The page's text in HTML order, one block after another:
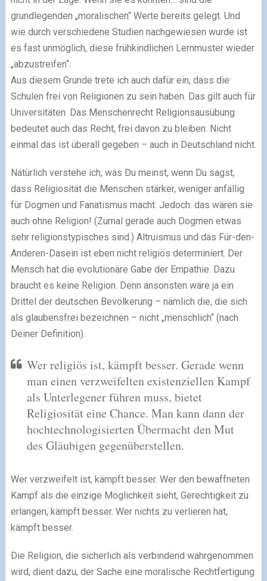
grundlegenden „moralischen“ Werte bereits gelegt. Und
wie durch verschiedene Studien nachgewiesen wurde ist
es fast unmöglich, diese frühkindlichen Lernmuster wieder
„abzustreifen“.
Aus diesem Grunde trete ich auch dafür ein, dass die
Schulen frei von Religionen zu sein haben. Das gilt auch für
Universitäten. Das Menschenrecht Religionsausübung
bedeutet auch das Recht, frei davon zu bleiben. Nicht
einmal das ist überall gegeben – auch in Deutschland nicht.
Natürlich verstehe ich, was Du meinst, wenn Du sagst,
dass Religiosität die Menschen stärker, weniger anfällig
für Dogmen und Fanatismus macht. Jedoch: das wären sie
auch ohne Religion! (Zumal gerade auch Dogmen etwas
sehr religionstypisches sind.) Altruismus und das Für-den-
Anderen-Dasein ist eben nicht religiös determiniert. Der
Mensch hat die evolutionäre Gabe der Empathie. Dazu
braucht es keine Religion. Denn ansonsten wäre ja ein
Drittel der deutschen Bevölkerung – nämlich die, die sich
als glaubensfrei bezeichnen – nicht „menschlich“ (nach
Deiner Definition).
Wer religiös ist, kämpft besser. Gerade wenn
man einen verzweifelten existenziellen Kampf
als Unterlegener führen muss, bietet
Religiosität eine Chance. Man kann dann der
hochtechnologisierten Übermacht den Mut
des Gläubigen gegenüberstellen.
Wer verzweifelt ist, kämpft besser. Wer den bewaffneten
Kampf als die einzige Möglichkeit sieht, Gerechtigkeit zu
erlangen, kämpft besser. Wer nichts zu verlieren hat,
kämpft besser.
Die Religion, die sicherlich als verbindend wahrgenommen
wird, dient dazu, der Sache eine moralische Rechtfertigung